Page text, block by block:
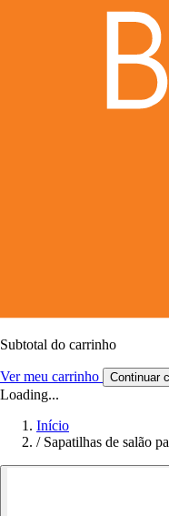
Subtotal do carrinho
Ver meu carrinho Continuar
Loading...
Início
/ Sapatilhas de salão